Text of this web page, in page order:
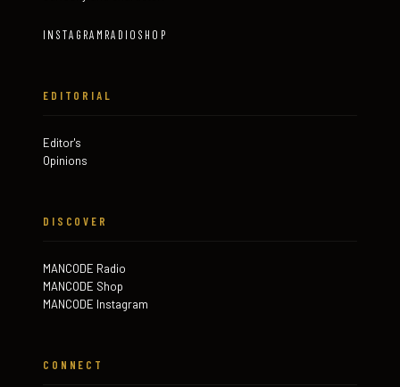
INSTAGRAM RADIO SHOP
EDITORIAL
Editor's
Opinions
DISCOVER
MANCODE Radio
MANCODE Shop
MANCODE Instagram
CONNECT